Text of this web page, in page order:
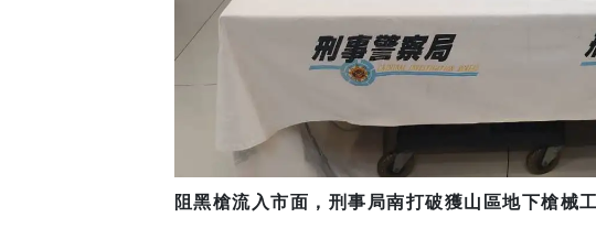
阻黑槍流入市面，刑事局南打破獲山區地下槍械